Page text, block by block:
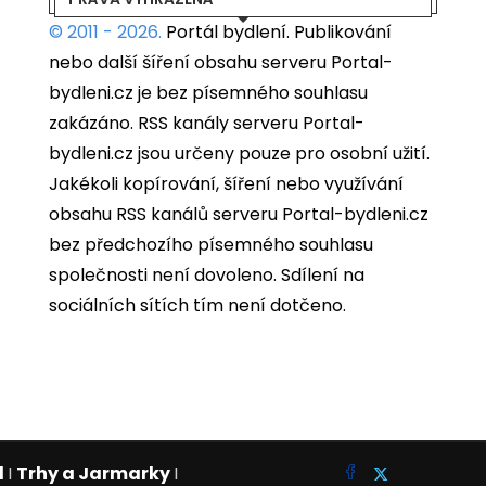
© 2011 - 2026. Portál bydlení. Publikování
nebo další šíření obsahu serveru Portal-
bydleni.cz je bez písemného souhlasu
zakázáno. RSS kanály serveru Portal-
bydleni.cz jsou určeny pouze pro osobní užití.
Jakékoli kopírování, šíření nebo využívání
obsahu RSS kanálů serveru Portal-bydleni.cz
bez předchozího písemného souhlasu
společnosti není dovoleno. Sdílení na
sociálních sítích tím není dotčeno.
I Trhy a JarmarkyI